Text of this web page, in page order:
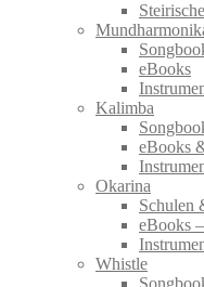
eBooks
Kalimba
eBooks
Okarina
Schulen
eBooks
Whistle